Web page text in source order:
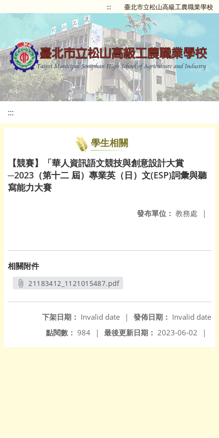
::: 臺北市立松山高級工農職業學校
:::
學生相關
【競賽】「華人資訊語文競技與創意設計大賞
─2023（第十二 屆）專業英（日）文(ESP)詞彙與聽
寫能力大賽
發布單位： 教務處 |
相關附件
21183412_1121015487.pdf
發佈日期： Invalid date
下架日期： Invalid date
|
最後更新日期： 2023-06-02 |
點閱數： 984 |